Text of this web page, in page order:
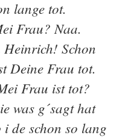
lange tot.
Frau? Naa.
Schon
Deine Frau tot.
Frau ist tot?
was g´sagt hat
de schon so lang